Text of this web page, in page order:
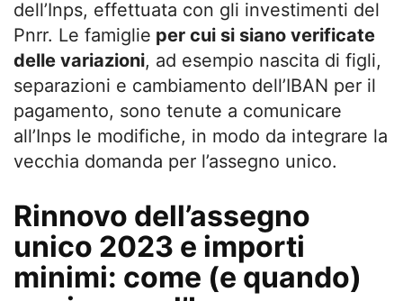
dell’Inps, effettuata con gli investimenti del
Pnrr. Le famiglie per cui si siano verificate
delle variazioni, ad esempio nascita di figli,
separazioni e cambiamento dell’IBAN per il
pagamento, sono tenute a comunicare
all’Inps le modifiche, in modo da integrare la
vecchia domanda per l’assegno unico.
Rinnovo dell’assegno
unico 2023 e importi
minimi: come (e quando)